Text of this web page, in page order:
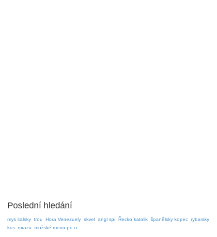
Poslední hledání
mys italsky trou Hora Venezuely skvel angl spi Řecko katolik španělsky kopec rybarsky
kos mrazu mužské meno po o